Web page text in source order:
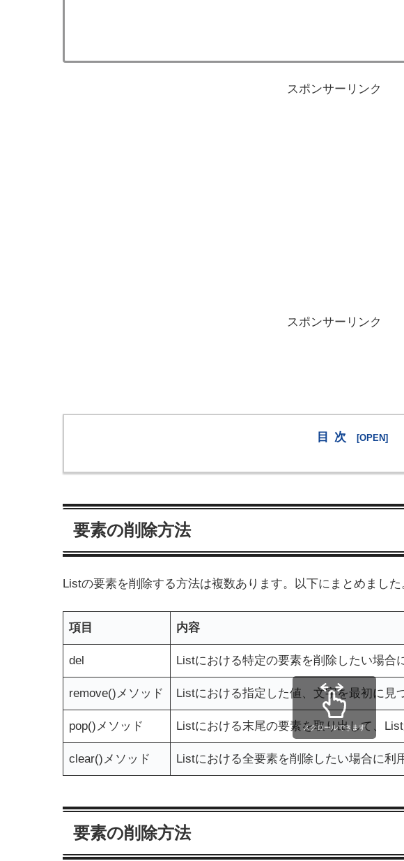
スポンサーリンク
スポンサーリンク
目次
要素の削除方法
Listの要素を削除する方法は複数あります。以下にまとめました
項目 内容
del Listにおける特定の要素を削除したい場合
remove()メソッド Listにおける指定した値、文字を最初に見
pop()メソッド Listにおける末尾の要素を取り出して、
clear()メソッド Listにおける全要素を削除したい場合に利
スクロールできます
要素の削除方法